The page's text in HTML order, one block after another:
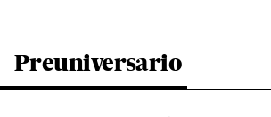
Preuniversario